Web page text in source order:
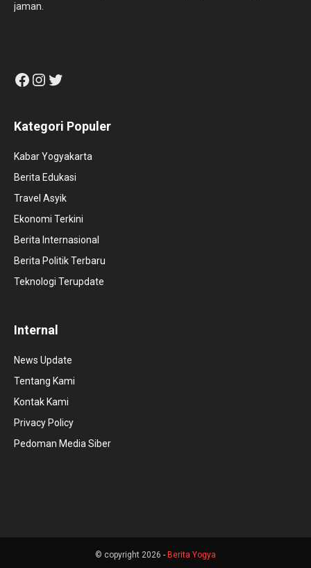
jaman.
Facebook
Instagram
Twitter
Kategori Populer
Kabar Yogyakarta
Berita Edukasi
Travel Asyik
Ekonomi Terkini
Berita Internasional
Berita Politik Terbaru
Teknologi Terupdate
Internal
News Update
Tentang Kami
Kontak Kami
Privacy Policy
Pedoman Media Siber
© copyright 2026 - Berita Yogya